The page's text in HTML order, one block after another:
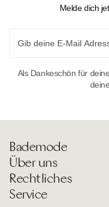
Melde dich
Als Dankeschön für
Bademode
Über uns
Rechtliches
Service